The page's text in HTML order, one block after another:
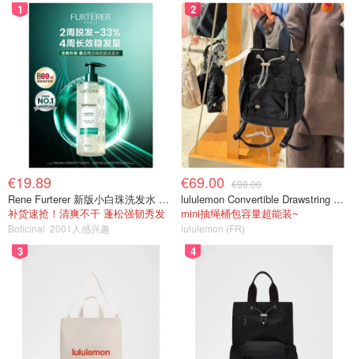
1
€19.89
Rene Furterer 新版小白珠洗发水 500ml
补货速抢！清爽不干 蓬松强韧秀发
Boticinal 2001人感兴趣
2
€69.00 €98.00
lululemon Convertible Drawstring Bucket Bag Mini 5L
mini抽绳桶包容量超能装~
lululemon (FR)
3 4